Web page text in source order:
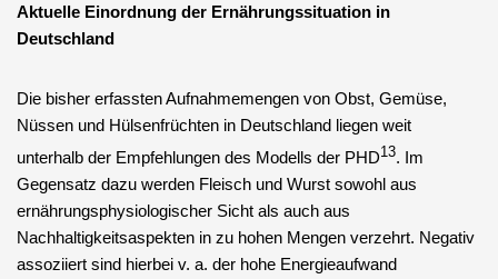
Aktuelle Einordnung der Ernährungssituation in
Deutschland
Die bisher erfassten Aufnahmemengen von Obst, Gemüse,
Nüssen und Hülsenfrüchten in Deutschland liegen weit
unterhalb der Empfehlungen des Modells der PHD13. Im
Gegensatz dazu werden Fleisch und Wurst sowohl aus
ernährungsphysiologischer Sicht als auch aus
Nachhaltigkeitsaspekten in zu hohen Mengen verzehrt. Negativ
assoziiert sind hierbei v. a. der hohe Energieaufwand